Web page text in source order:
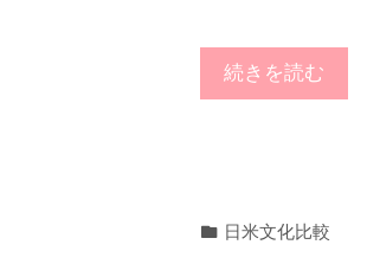
続きを読む
日米文化比較